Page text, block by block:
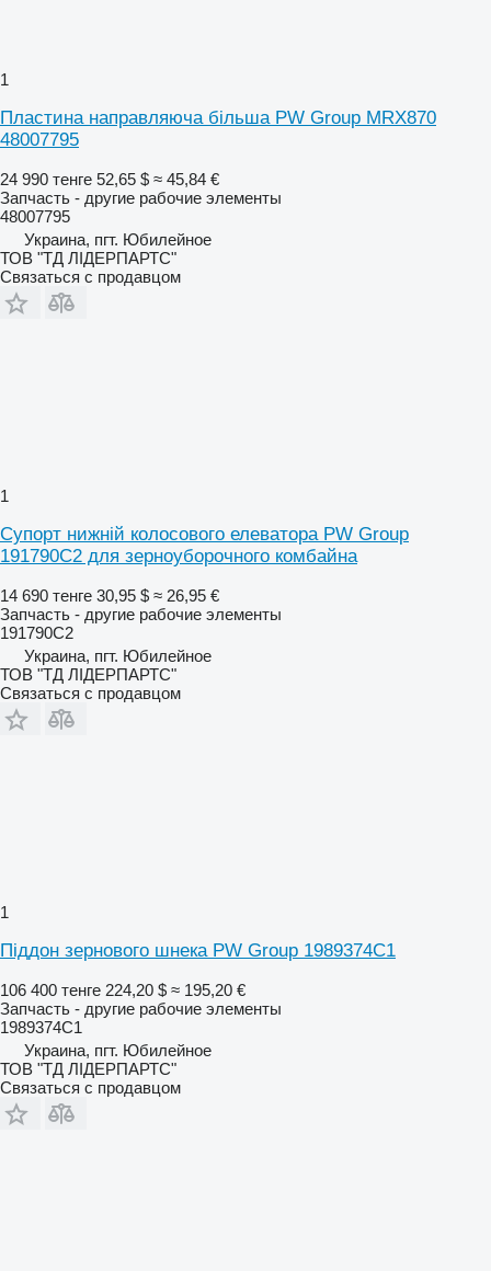
1
Пластина направляюча більша PW Group MRX870
48007795
24 990 тенге 52,65 $ ≈ 45,84 €
Запчасть - другие рабочие элементы
48007795
Украина, пгт. Юбилейное
ТОВ "ТД ЛІДЕРПАРТС"
Связаться с продавцом
1
Супорт нижній колосового елеватора PW Group
191790C2 для зерноуборочного комбайна
14 690 тенге 30,95 $ ≈ 26,95 €
Запчасть - другие рабочие элементы
191790C2
Украина, пгт. Юбилейное
ТОВ "ТД ЛІДЕРПАРТС"
Связаться с продавцом
1
Піддон зернового шнека PW Group 1989374C1
106 400 тенге 224,20 $ ≈ 195,20 €
Запчасть - другие рабочие элементы
1989374C1
Украина, пгт. Юбилейное
ТОВ "ТД ЛІДЕРПАРТС"
Связаться с продавцом